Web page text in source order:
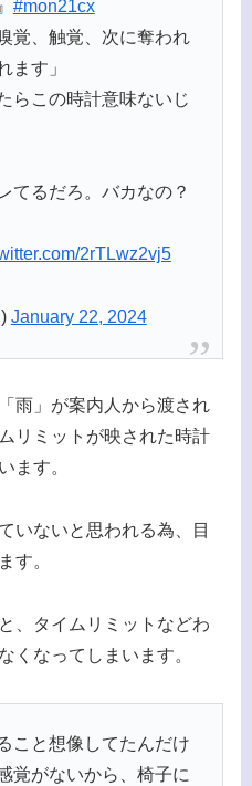
#mon21cx
覚、触覚、次に奪われ
ます」
らこの時計意味ないじ
てるだろ。バカなの？
2rTLwz2vj5
January 22, 2024
雨」が案内人から渡され
リミットが映された時計
ます。
いないと思われる為、目
す。
、タイムリミットなどわ
くなってしまいます。
こと想像してたんだけ
覚がないから、椅子に